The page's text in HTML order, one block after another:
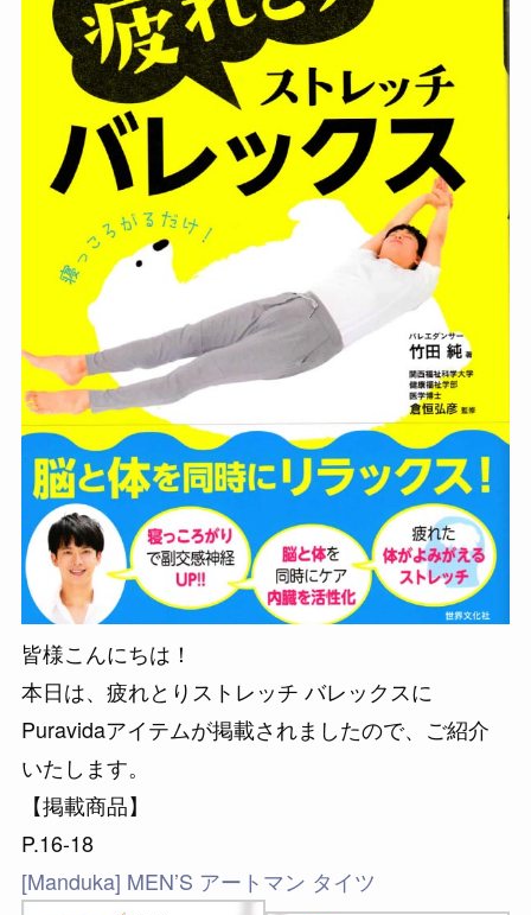
皆様こんにちは！
本日は、疲れとりストレッチ バレックスに
Puravidaアイテムが掲載されましたので、ご紹介
いたします。
【掲載商品】
P.16-18
[Manduka] MEN’S アートマン タイツ